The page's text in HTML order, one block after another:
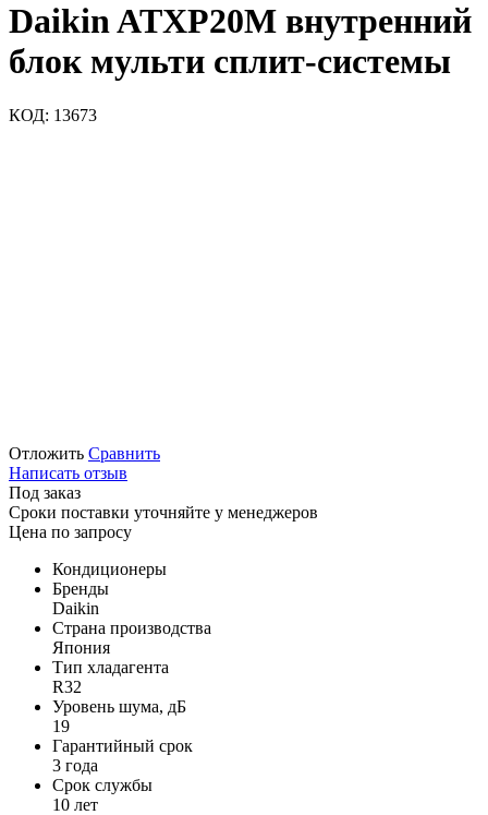
Daikin ATXP20M внутренний
блок мульти сплит-системы
КОД: 13673
Отложить Сравнить
Написать отзыв
Под заказ
Сроки поставки уточняйте у менеджеров
Цена по запросу
Кондиционеры
Бренды
Daikin
Страна производства
Япония
Тип хладагента
R32
Уровень шума, дБ
19
Гарантийный срок
3 года
Срок службы
10 лет